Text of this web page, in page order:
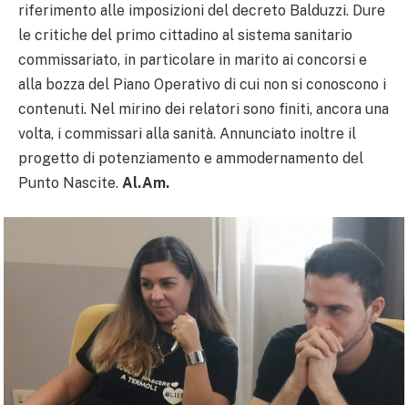
riferimento alle imposizioni del decreto Balduzzi. Dure
le critiche del primo cittadino al sistema sanitario
commissariato, in particolare in marito ai concorsi e
alla bozza del Piano Operativo di cui non si conoscono i
contenuti. Nel mirino dei relatori sono finiti, ancora una
volta, i commissari alla sanità. Annunciato inoltre il
progetto di potenziamento e ammodernamento del
Punto Nascite. Al.Am.